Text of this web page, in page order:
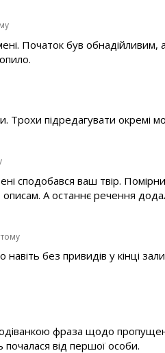
Початок був
Трохи підредагувати окремі
сподобався ваш твір.
описам. А останнє речення
без привидів у кінці
фраза щодо
від першої особи.